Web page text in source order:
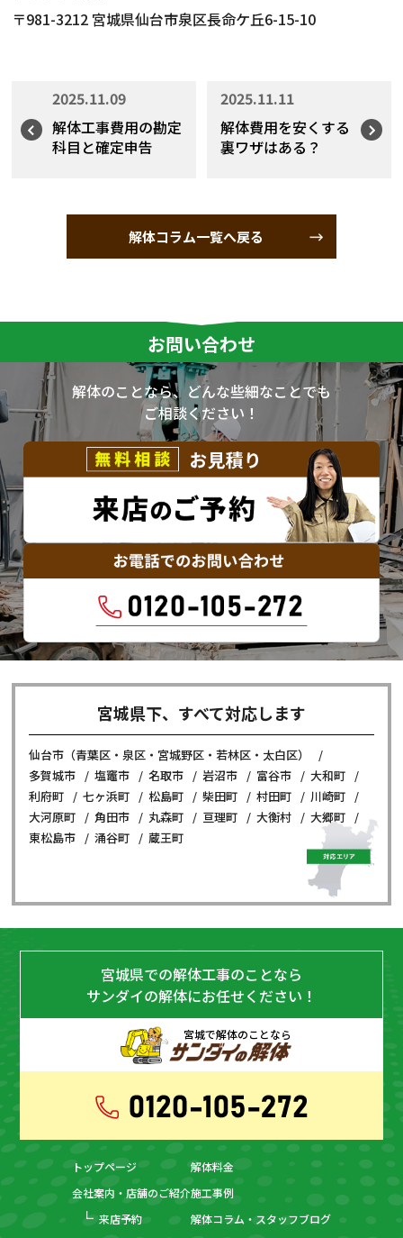
〒981-3212 宮城県仙台市泉区長命ケ丘6-15-10
2025.11.09
解体工事費用の勘定
科目と確定申告
2025.11.11
解体費用を安くする
裏ワザはある？
解体コラム一覧へ戻る
お問い合わせ
解体のことなら、どんな些細なことでも
ご相談ください！
宮城県下、すべて対応します
仙台市（青葉区・泉区・宮城野区・若林区・太白区）
多賀城市
塩竈市 名取市 岩沼市 富谷市
大和町
利府町
七ヶ浜町 松島町 柴田町 村田町
川崎町
大河原町
角田市 丸森町 亘理町 大衡村
大郷町
東松島市
涌谷町 蔵王町
宮城県での解体工事のことなら
サンダイの解体にお任せください！
宮城で解体のことなら
トップページ
会社案内・店舗のご紹介
来店予約
解体料金
施工事例
解体コラム・スタッフブログ